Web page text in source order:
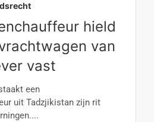
hield
van
vast
een
uit Tadzjikistan zijn rit